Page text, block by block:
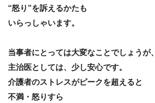
“怒り”を訴えるかたも
いらっしゃいます。
当事者にとっては大変なことでしょうが、
主治医としては、少し安心です。
介護者のストレスがピークを超えると
不満・怒りすら